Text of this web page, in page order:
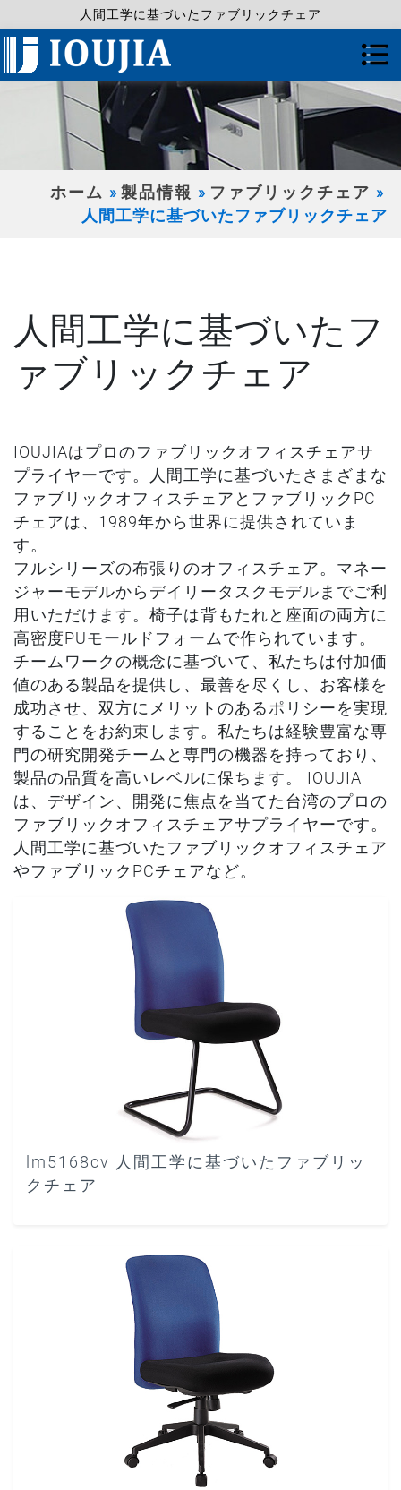
人間工学に基づいたファブリックチェア
ホーム 製品情報
ファブリックチェア
人間工学に基づいたファブリックチェア
人間工学に基づいたフ
ァブリックチェア
IOUJIAはプロのファブリックオフィスチェアサ
プライヤーです。人間工学に基づいたさまざまな
ファブリックオフィスチェアとファブリックPC
チェアは、1989年から世界に提供されていま
す。
フルシリーズの布張りのオフィスチェア。マネー
ジャーモデルからデイリータスクモデルまでご利
用いただけます。椅子は背もたれと座面の両方に
高密度PUモールドフォームで作られています。
チームワークの概念に基づいて、私たちは付加価
値のある製品を提供し、最善を尽くし、お客様を
成功させ、双方にメリットのあるポリシーを実現
することをお約束します。私たちは経験豊富な専
門の研究開発チームと専門の機器を持っており、
製品の品質を高いレベルに保ちます。 IOUJIA
は、デザイン、開発に焦点を当てた台湾のプロの
ファブリックオフィスチェアサプライヤーです。
人間工学に基づいたファブリックオフィスチェア
やファブリックPCチェアなど。
lm5168cv 人間工学に基づいたファブリッ
クチェア